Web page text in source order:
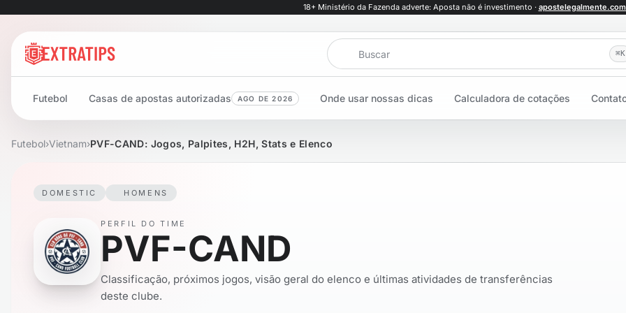
18+ Ministério da Fazenda adverte: Aposta não é investimento ·
Buscar
⌘K
Futebol Casas de apostas autorizadas AGO DE 2026 Onde usar nossas dicas Calculadora de cotações
Futebol›Vietnam›PVF-CAND: Jogos, Palpites, H2H, Stats e Elenco
DOMESTIC HOMENS
PERFIL DO TIME
PVF-CAND
Classificação, próximos jogos, visão geral do elenco e últimas atividades de transferências
deste clube.